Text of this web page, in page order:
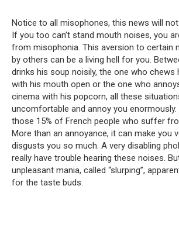
Notice to all misophones, this news will not
If you too can’t stand mouth noises, you
from misophonia. This aversion to certain
by others can be a living hell for you.
drinks his soup noisily, the one who chews
with his mouth open or the one who
cinema with his popcorn, all these
uncomfortable and annoy you
those 15% of French people who suffer
More than an annoyance, it can make you
disgusts you so much. A very disabling
really have trouble hearing these noises.
unpleasant mania, called “slurping”,
for the taste buds.